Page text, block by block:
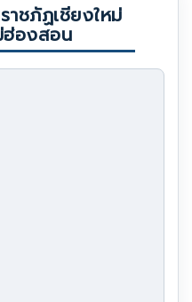
าชภัฏเชียงใหม่
ฮ่องสอน